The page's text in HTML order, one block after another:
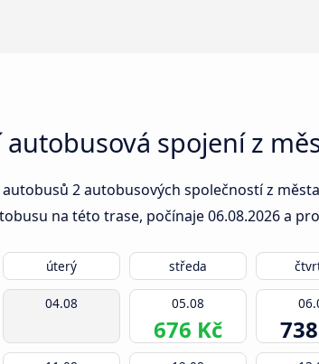
autobusová spojení z
autobusů 2 autobusových společností z
na této trase, počínaje06.08.2026a
úterý středa
04.08 05.08
676 Kč